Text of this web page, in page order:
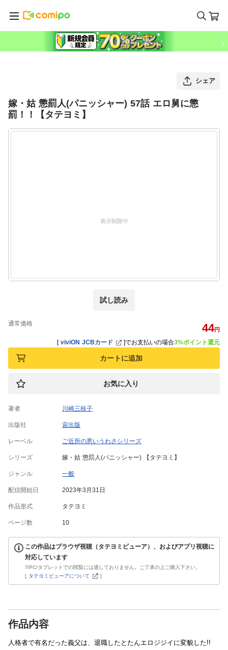
シェア
嫁・姑 懲罰人(パニッシャー) 57話 エロ舅に懲
罰！！【タテヨミ】
表示制限中
試し読み
通常価格 44円
[ viviON JCBカード ]でお支払いの場合3%ポイント還元
カートに追加
お気に入り
著者 川崎三枝子
出版社 宙出版
レーベル ご近所の悪いうわさシリーズ
シリーズ 嫁・姑 懲罰人(パニッシャー) 【タテヨミ】
ジャンル 一般
配信開始日 2023年3月31日
作品形式 タテヨミ
ページ数 10
この作品はブラウザ視聴（タテヨミビューア）、およびアプリ視聴に
対応しています
※PC/タブレットでの閲覧には適しておりません。ご了承の上ご購入下さい。
[ タテヨミビューアについて ]
作品内容
人格者で有名だった義父は、退職したとたんエロジジイに変貌した!!